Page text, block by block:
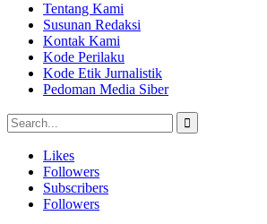
Tentang Kami
Susunan Redaksi
Kontak Kami
Kode Perilaku
Kode Etik Jurnalistik
Pedoman Media Siber
Likes
Followers
Subscribers
Followers